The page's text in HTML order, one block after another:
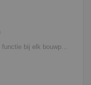
De werkvoorbereider is een onmisbare functie bij elk bouwproject. Je bent hierbij namelijk verantwoordelijk voor de voorbereiding en de begeleiding van één of meerdere projecten, waarbij je ook het aanspreekpunt bent voor je collega’s die op de bouwplaats werkzaam zijn. Door jouw werk loopt de bouw van het project vlekkeloos. Als werkvoorbereider beoordeel je onder andere leveranciers, controleer je tekeningen, stel je planningen op en draag je zorg voor de complete technische voorbereiding. Je weet hiervoor goed om te gaan met diverse softwareprogramma’s, waaronder Solibri, AutoCad, Revit en MS Office. Tot slot ben je verantwoordelijk voor het bijhouden van meer- en minderwerk, opstellen van inkoopschema’s en woon je bouwvergaderingen bij.